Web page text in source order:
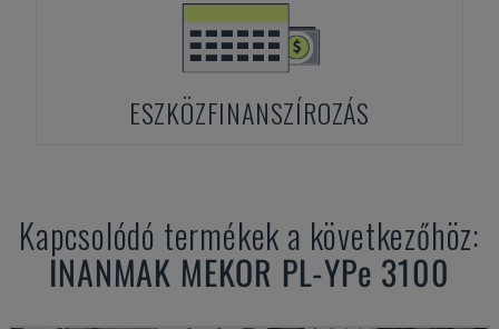
ESZKÖZFINANSZÍROZÁS
Kapcsolódó termékek a következőhöz:
INANMAK MEKOR PL-YPe 3100